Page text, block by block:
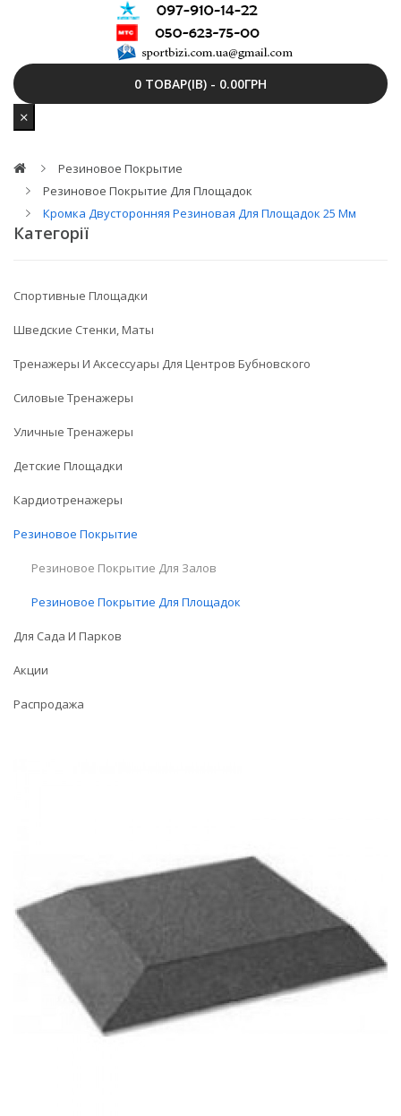
0 ТОВАР(ІВ) - 0.00ГРН
Резиновое Покрытие
Резиновое Покрытие Для Площадок
Кромка Двусторонняя Резиновая Для Площадок 25 Мм
Категорії
Спортивные Площадки
Шведские Стенки, Маты
Тренажеры И Аксессуары Для Центров Бубновского
Силовые Тренажеры
Уличные Тренажеры
Детские Площадки
Кардиотренажеры
Резиновое Покрытие
Резиновое Покрытие Для Залов
Резиновое Покрытие Для Площадок
Для Сада И Парков
Акции
Распродажа